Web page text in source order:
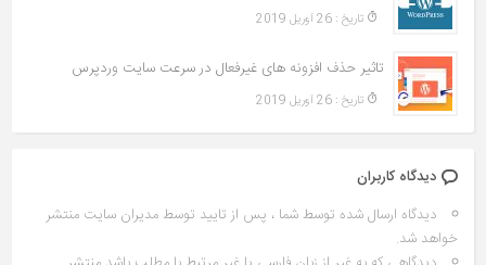
تاريخ : 26 آوریل 2019
تاثیر حذف افزونه های غیرفعال در سرعت سایت وردپرس
تاريخ : 26 آوریل 2019
دیدگاه کاربران
دیدگاه ارسال شده توسط شما ، پس از تایید توسط مدیران سایت منتشر
خواهد شد.